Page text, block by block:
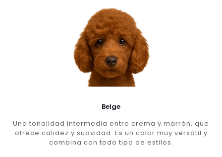
Beige
Una tonalidad intermedia entre crema y marrón, que
ofrece calidez y suavidad. Es un color muy versátil y
combina con todo tipo de estilos.